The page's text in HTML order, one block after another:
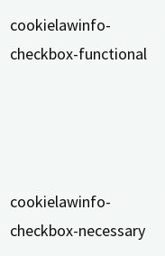
cookielawinfo-
checkbox-functional
cookielawinfo-
checkbox-necessary